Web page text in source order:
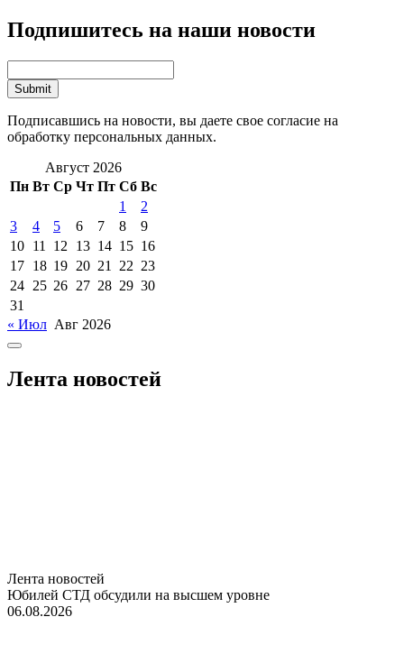
Подпишитесь на наши новости
Подписавшись на новости, вы даете свое согласие на
обработку персональных данных.
Август 2026
Пн Вт Ср Чт Пт Сб Вс
1
2
3
4 5 6 7 8
9
10 11 12 13 14 15 16
17 18 19 20 21 22 23
24 25 26 27 28 29 30
31
« Июл Авг 2026
Лента новостей
Лента новостей
Юбилей СТД обсудили на высшем уровне
06.08.2026